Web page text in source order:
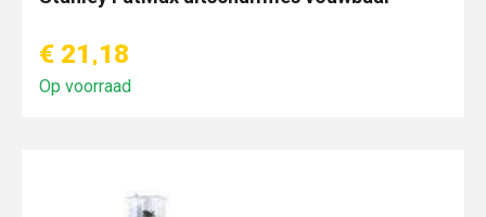
€ 21,18
Op voorraad